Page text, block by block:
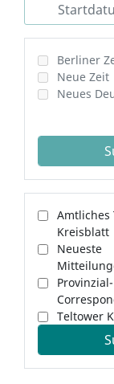
Berliner
Neue Zeit
Neues
Amtliches
Kreisblatt
Neueste
Provinzial-
Teltower